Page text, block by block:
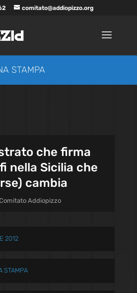
comitato@addiopizzo.org
STAMPA
che firma
nella Sicilia che
cambia
Addiopizzo
2012
STAMPA